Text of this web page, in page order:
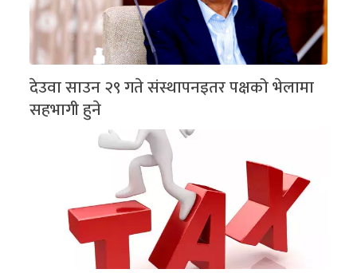
देउवा साउन २९ गते संस्थापनइतर पक्षको भेलामा
सहभागी हुने